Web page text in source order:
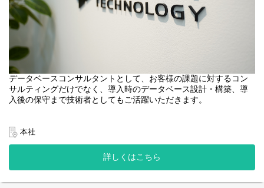
□当社コンサルタントの特徴
・安定基盤のうえで挑戦の幅も多い
・システム導入～トラブル対応などワンストップで対応できるた
め、ノウハウが多い
・プロフェッショナル揃いの部署で、しっかり学びながら切磋琢
磨できる環境
・自社製品だけでなく他社製品も含めて検討して提案するため、
・データベースの最先端技術に触れられる環境（毎年1000名以上
がエントリ―されるdb tech showcaseで海外のエバンジェリスト
との接点もあり）のため、世界最新の技術知識が身に付きます。
□今後のキャリア
これからコンサルティング本部の拡大を考えているため、技術レ
データベースコンサルタントとして、お客様の課題に対するコン
サルティングだけでなく、導入時のデータベース設計・構築、導
入後の保守まで技術者としてもご活躍いただきます。
▼お客様のビジネス要件のヒアリング、環境の調査
▼最適なデータ管理のシステムアーキクチャを設計、製品選定・
▼基盤構築、データ移行など
多様な専門分野をもつ仲間(HW, クラウド, RDB, NoSQLや異なる
本社
詳しくはこちら